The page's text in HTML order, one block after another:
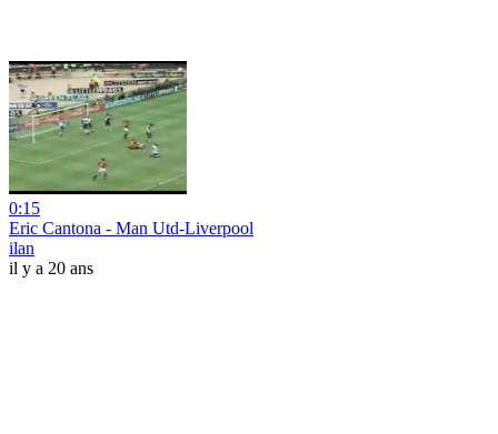
0:15
Eric Cantona - Man Utd-Liverpool
ilan
il y a 20 ans